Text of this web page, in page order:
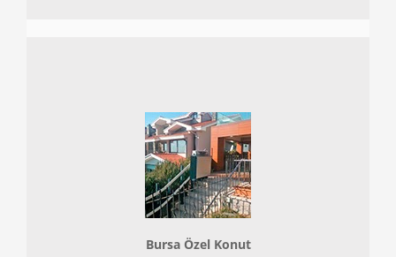
Bursa Özel Konut